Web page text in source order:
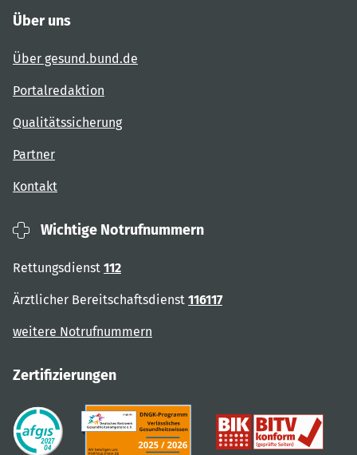
Über uns
Über gesund.bund.de
Portalredaktion
Qualitätssicherung
Partner
Kontakt
Wichtige Notrufnummern
Rettungsdienst 112
Ärztlicher Bereitschaftsdienst 116117
weitere Notrufnummern
Zertifizierungen